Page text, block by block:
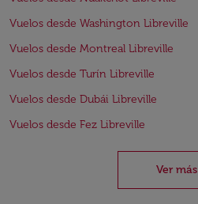
Vuelos desde Washington Libreville
Vuelos desde Montreal Libreville
Vuelos desde Turín Libreville
Vuelos desde Dubái Libreville
Vuelos desde Fez Libreville
Ver más